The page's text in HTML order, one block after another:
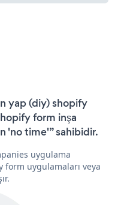
yap (diy) shopify
form inşa
'no time'” sahibidir.
uygulama
form uygulamaları veya